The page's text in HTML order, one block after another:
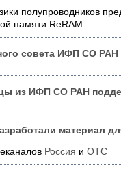
полупроводников
памяти ReRAM
совета ИФП СО РАН
из ИФП СО РАН
материал
Россия и ОТС